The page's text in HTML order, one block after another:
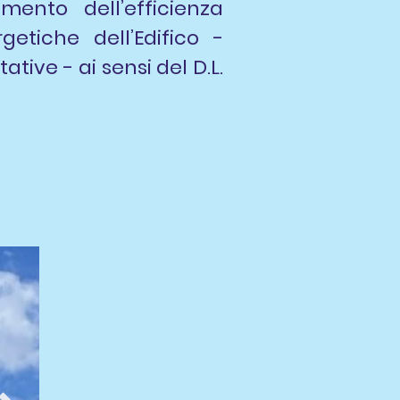
dell’efficienza
dell’Edifico -
- ai sensi del D.L.